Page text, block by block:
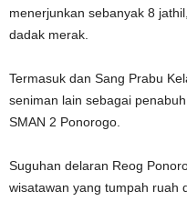
menerjunkan sebanyak 8
dadak merak.
Termasuk dan Sang Prabu
seniman lain sebagai
SMAN 2 Ponorogo.
Suguhan delaran Reog
wisatawan yang tumpah ruah